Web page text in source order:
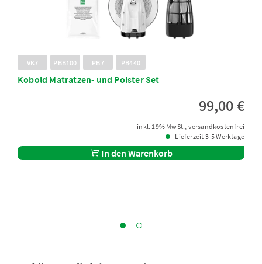
VK7 PBB100 PB7 PB440
Kobold Matratzen- und Polster Set
99,00 €
inkl. 19% MwSt., versandkostenfrei
Lieferzeit 3-5 Werktage
In den Warenkorb